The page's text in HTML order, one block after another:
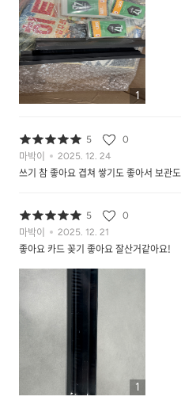
1
5 0
마박이 2025. 12. 24
쓰기 참 좋아요 겹쳐 쌓기도 좋아서 보관
5 0
마박이 2025. 12. 21
좋아요 카드 꽂기 좋아요 잘산거같아요!
1